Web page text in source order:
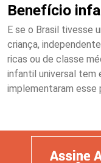
Benefício
E se o Brasil tivesse
criança,
ricas ou de classe
infantil universal tem
implementaram esse